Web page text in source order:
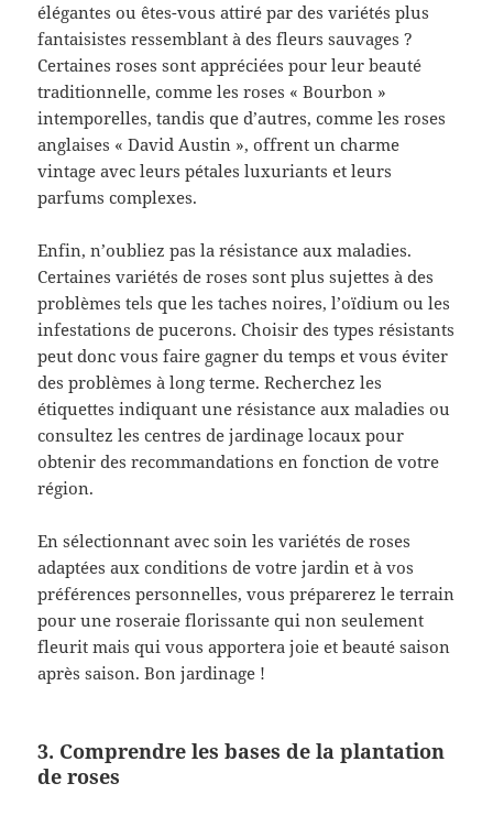
élégantes ou êtes-vous attiré par des variétés plus
fantaisistes ressemblant à des fleurs sauvages ?
Certaines roses sont appréciées pour leur beauté
traditionnelle, comme les roses « Bourbon »
intemporelles, tandis que d’autres, comme les roses
anglaises « David Austin », offrent un charme
vintage avec leurs pétales luxuriants et leurs
parfums complexes.
Enfin, n’oubliez pas la résistance aux maladies.
Certaines variétés de roses sont plus sujettes à des
problèmes tels que les taches noires, l’oïdium ou les
infestations de pucerons. Choisir des types résistants
peut donc vous faire gagner du temps et vous éviter
des problèmes à long terme. Recherchez les
étiquettes indiquant une résistance aux maladies ou
consultez les centres de jardinage locaux pour
obtenir des recommandations en fonction de votre
région.
En sélectionnant avec soin les variétés de roses
adaptées aux conditions de votre jardin et à vos
préférences personnelles, vous préparerez le terrain
pour une roseraie florissante qui non seulement
fleurit mais qui vous apportera joie et beauté saison
après saison. Bon jardinage !
3. Comprendre les bases de la plantation
de roses